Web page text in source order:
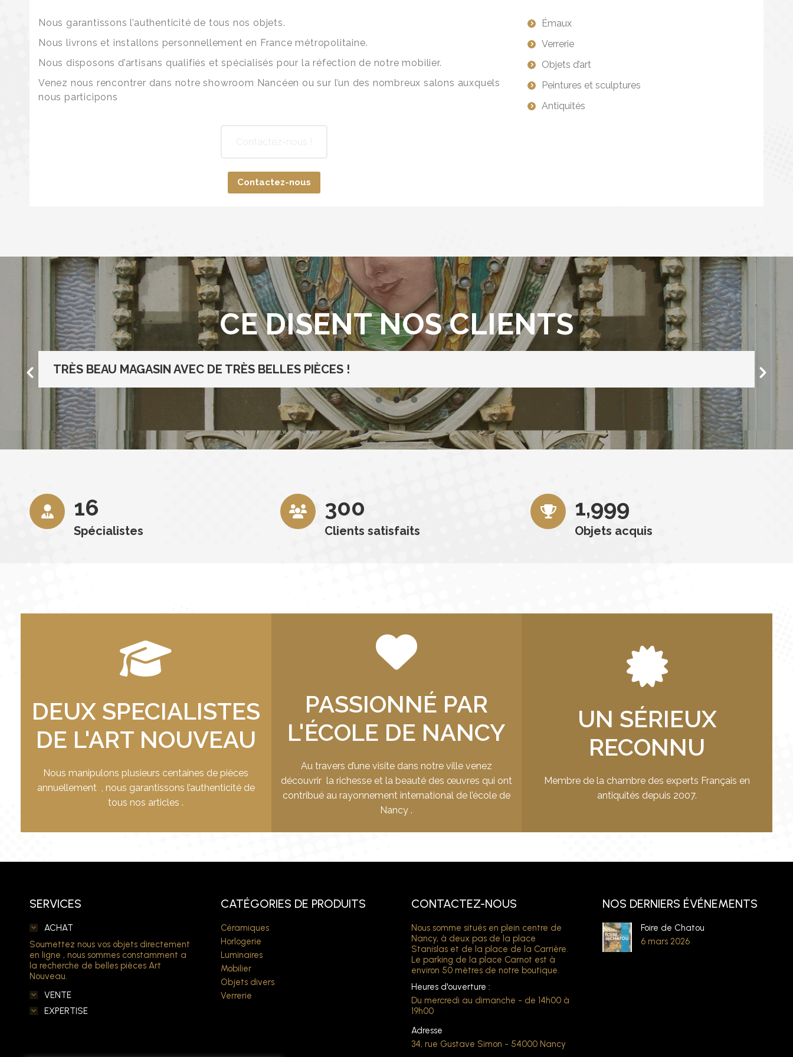
Nous garantissons l’authenticité de tous nos objets.
Nous livrons et installons personnellement en France métropolitaine.
Nous disposons d’artisans qualifiés et spécialisés pour la réfection de notre mobilier.
Venez nous rencontrer dans notre showroom Nancéen ou sur l’un des nombreux salons auxquels
nous participons
Contactez-nous
Émaux
Verrerie
Objets d’art
Peintures et sculptures
Antiquités
CE DISENT NOS CLIENTS
TRÈS BEAU MAGASIN AVEC DE TRÈS BELLES PIÈCES !
16
Spécialistes
300
Clients satisfaits
2,000
Objets acquis
DEUX SPECIALISTES
DE L'ART NOUVEAU
Nous manipulons plusieurs centaines de pièces
annuellement , nous garantissons l’authenticité de
tous nos articles .
PASSIONNÉ PAR
L'ÉCOLE DE NANCY
Au travers d’une visite dans notre ville venez
découvrir la richesse et la beauté des œuvres qui ont
contribué au rayonnement international de l’école de
Nancy .
UN SÉRIEUX
RECONNU
Membre de la chambre des experts Français en
antiquités depuis 2007.
SERVICES
ACHAT
Soumettez nous vos objets directement
en ligne , nous sommes constamment a
la recherche de belles pièces Art
Nouveau.
VENTE
EXPERTISE
CATÉGORIES DE PRODUITS
Céramiques
Horlogerie
Luminaires
Mobilier
Objets divers
Verrerie
CONTACTEZ-NOUS
Nous somme situés en plein centre de
Nancy, à deux pas de la place
Stanislas et de la place de la Carrière.
Le parking de la place Carnot est à
environ 50 mètres de notre boutique.
Heures d'ouverture :
Du mercredi au dimanche - de 14h00 à
19h00
Adresse
34, rue Gustave Simon - 54000 Nancy
NOS DERNIERS ÉVÉNEMENTS
Foire de Chatou
6 mars 2026